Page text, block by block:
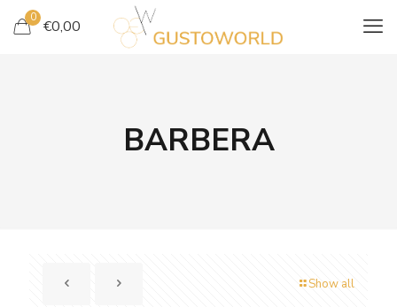
0 €0,00
BARBERA
Show all